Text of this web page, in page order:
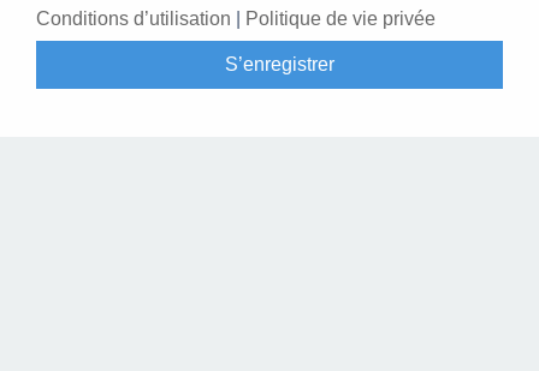
Conditions d’utilisation Politique de vie privée
S’enregistrer